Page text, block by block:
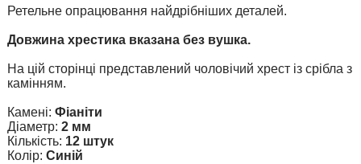
Будь-яку підвіску можна доповнити вушком потрібного
Ретельне опрацювання найдрібніших деталей.
Довжина хрестика вказана без вушка.
На цій сторінці представлений чоловічий хрест із срібла з
камінням.
Камені: Фіаніти
Діаметр: 2 мм
Кількість: 12 штук
Колір: Синій